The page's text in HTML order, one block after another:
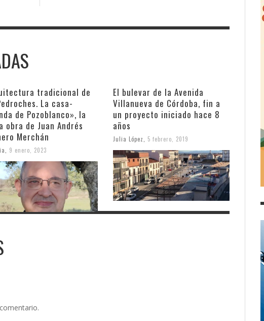
tradicional de
La casa-
de Pozoblanco», la
obra de Juan Andrés
Merchán
9 enero, 2023
El bulevar de la Avenida
Villanueva de Córdoba, fin a
un proyecto iniciado hace 8
años
Julia López 5 febrero, 2019